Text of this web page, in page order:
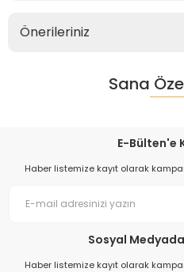
Önerileriniz
Sana
E-Bülten'e
Haber listemize kayıt olarak
Sosyal
Haber listemize kayıt olarak